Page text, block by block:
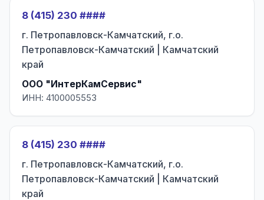
8 (415) 230 ####
г. Петропавловск-Камчатский, г.о.
Петропавловск-Камчатский | Камчатский
край
ООО "ИнтерКамСервис"
ИНН: 4100005553
8 (415) 230 ####
г. Петропавловск-Камчатский, г.о.
Петропавловск-Камчатский | Камчатский
край